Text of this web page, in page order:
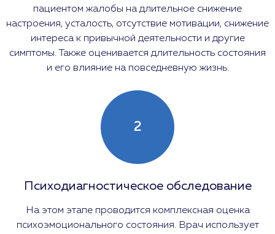
пациентом жалобы на длительное снижение
настроения, усталость, отсутствие мотивации, снижение
интереса к привычной деятельности и другие
симптомы. Также оценивается длительность состояния
и его влияние на повседневную жизнь.
2
Психодиагностическое обследование
На этом этапе проводится комплексная оценка
психоэмоционального состояния. Врач использует